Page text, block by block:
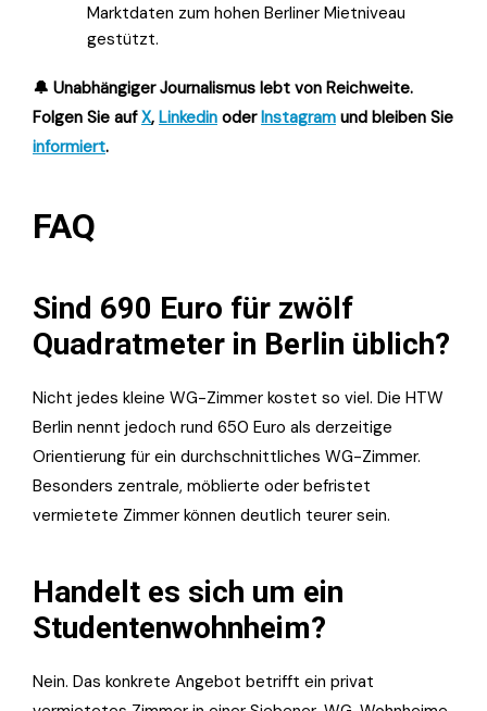
Marktdaten zum hohen Berliner Mietniveau
gestützt.
🔔 Unabhängiger Journalismus lebt von Reichweite.
Folgen Sie aufX, Linkedin oderInstagram und bleiben Sie
informiert.
FAQ
Sind 690 Euro für zwölf
Quadratmeter in Berlin üblich?
Nicht jedes kleine WG-Zimmer kostet so viel. Die HTW
Berlin nennt jedoch rund 650 Euro als derzeitige
Orientierung für ein durchschnittliches WG-Zimmer.
Besonders zentrale, möblierte oder befristet
vermietete Zimmer können deutlich teurer sein.
Handelt es sich um ein
Studentenwohnheim?
Nein. Das konkrete Angebot betrifft ein privat